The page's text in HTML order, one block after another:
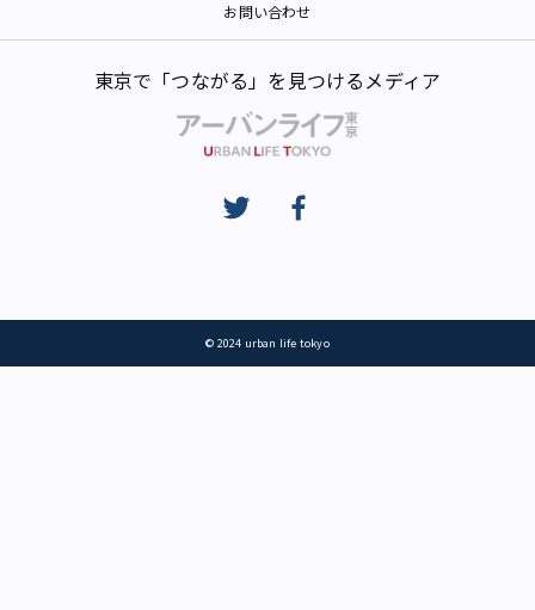
お問い合わせ
東京で「つながる」を見つけるメディア
© 2024 urban life tokyo